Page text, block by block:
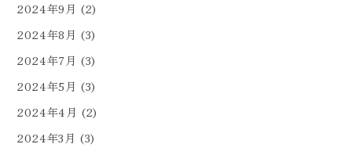
2024年9月 (2)
2024年8月 (3)
2024年7月 (3)
2024年5月 (3)
2024年4月 (2)
2024年3月 (3)